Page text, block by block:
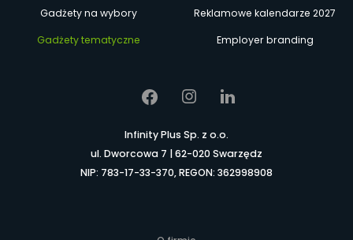
Gadżety na wybory
Reklamowe kalendarze 2027
Gadżety tematyczne
Employer branding
Infinity Plus Sp. z o.o.
ul. Dworcowa 7 | 62-020 Swarzędz
NIP: 783-17-33-370, REGON: 362998908